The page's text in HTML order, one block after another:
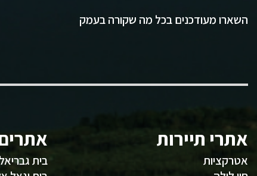
השארו מעודכנים בכל מה שקורה בעמק
אתרי תיירות
אטרקציות
בית גבריאל